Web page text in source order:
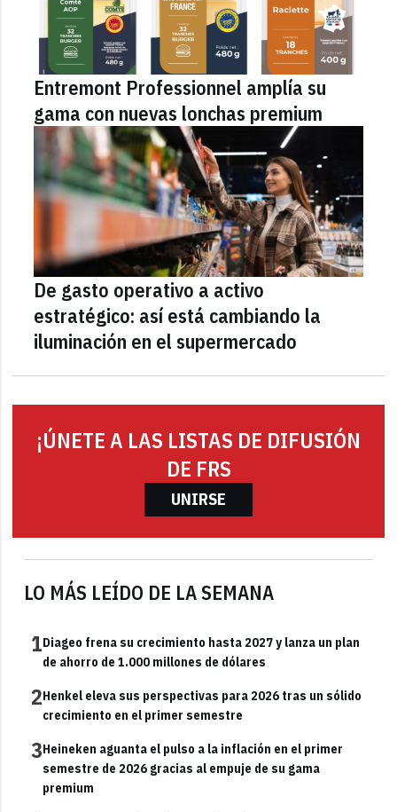
¡ÚNETE A LAS LISTAS DE DIFUSIÓN
DE FRS
UNIRSE
LO MÁS LEÍDO DE LA SEMANA
1Diageo frena su crecimiento hasta 2027 y lanza un plan
de ahorro de 1.000 millones de dólares
2Henkel eleva sus perspectivas para 2026 tras un sólido
crecimiento en el primer semestre
3Heineken aguanta el pulso a la inflación en el primer
semestre de 2026 gracias al empuje de su gama
premium
Entremont Professionnel amplía su
gama con nuevas lonchas premium
De gasto operativo a activo
estratégico: así está cambiando la
iluminación en el supermercado